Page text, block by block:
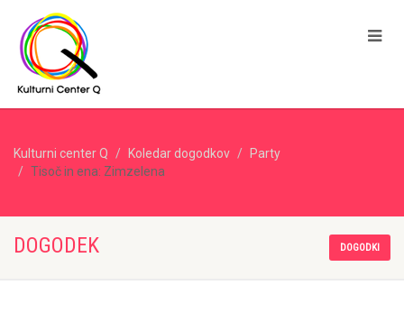
Kulturni center Q Koledar dogodkov
Party
Tisoč in ena: Zimzelena
DOGODEK DOGODKI